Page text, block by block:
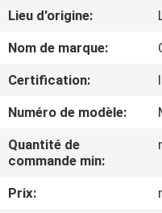
AU
SUJET
DE
VISITE
Lieu d'origine:
Nom de marque:
Certification:
Numéro de modèle:
Quantité de
commande min:
Prix: